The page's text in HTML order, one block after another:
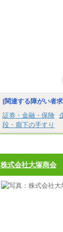
[関連する障がい者
証券・金融・保険
段・廊下の手すり
株式会社大塚商会